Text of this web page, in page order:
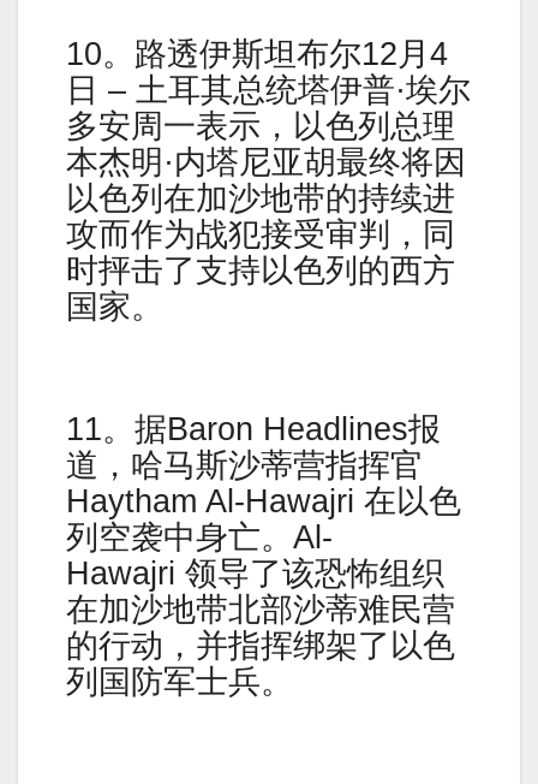
10。路透伊斯坦布尔12月4
日 – 土耳其总统塔伊普·埃尔
多安周一表示，以色列总理
本杰明·内塔尼亚胡最终将因
以色列在加沙地带的持续进
攻而作为战犯接受审判，同
时抨击了支持以色列的西方
国家。
11。据Baron Headlines报
道，哈马斯沙蒂营指挥官
Haytham Al-Hawajri 在以色
列空袭中身亡。Al-
Hawajri 领导了该恐怖组织
在加沙地带北部沙蒂难民营
的行动，并指挥绑架了以色
列国防军士兵。